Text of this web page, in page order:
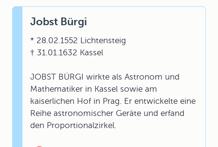
Jobst Bürgi
* 28.02.1552 Lichtensteig
† 31.01.1632 Kassel
JOBST BÜRGI wirkte als Astronom und
Mathematiker in Kassel sowie am
kaiserlichen Hof in Prag. Er entwickelte eine
Reihe astronomischer Geräte und erfand
den Proportionalzirkel.